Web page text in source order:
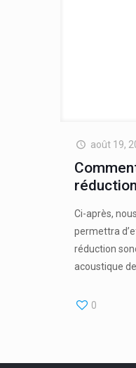
août 19,
Ci-après,
permettra
réduction
acoustique
0